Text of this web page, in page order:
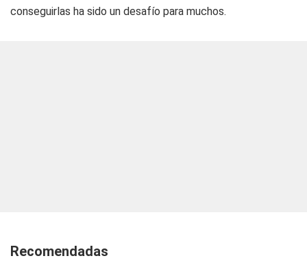
conseguirlas ha sido un desafío para muchos.
Recomendadas